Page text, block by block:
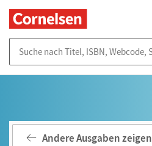
Andere Ausgaben zeigen